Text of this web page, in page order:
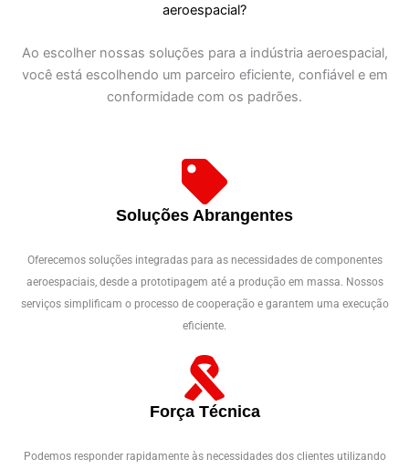
aeroespacial?
Ao escolher nossas soluções para a indústria aeroespacial,
você está escolhendo um parceiro eficiente, confiável e em
conformidade com os padrões.
Soluções Abrangentes
Oferecemos soluções integradas para as necessidades de componentes
aeroespaciais, desde a prototipagem até a produção em massa. Nossos
serviços simplificam o processo de cooperação e garantem uma execução
eficiente.
Força Técnica
Podemos responder rapidamente às necessidades dos clientes utilizando